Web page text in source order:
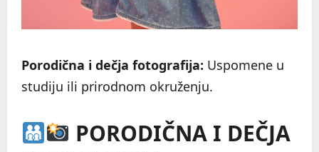
Porodična i dečja fotografija: Uspomene u
studiju ili prirodnom okruženju.
PORODIČNA I DEČJA